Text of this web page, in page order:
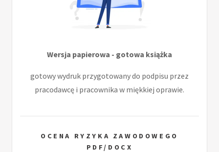
Wersja papierowa - gotowa książka
gotowy wydruk przygotowany do podpisu przez
pracodawcę i pracownika w miękkiej oprawie.
OCENA RYZYKA ZAWODOWEGO
PDF/DOCX